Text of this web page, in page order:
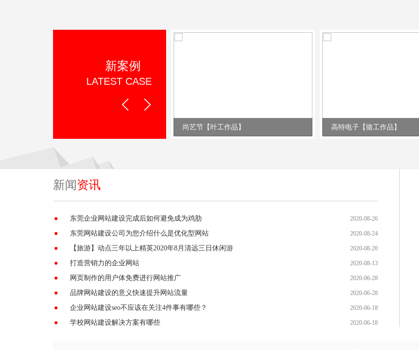
新案例
LATEST CASE
尚艺节【叶工作品】 高特电子【骆工作品】
新闻资讯
东莞企业网站建设完成后如何避免成为鸡肋 2020-08-26
东莞网站建设公司为您介绍什么是优化型网站 2020-08-24
【旅游】动点三年以上精英2020年8月清远三日休闲游 2020-08-20
打造营销力的企业网站 2020-08-13
网页制作的用户体免费进行网站推广 2020-06-28
品牌网站建设的意义快速提升网站流量 2020-06-28
企业网站建设seo不应该在关注4件事有哪些？ 2020-06-18
学校网站建设解决方案有哪些 2020-06-18